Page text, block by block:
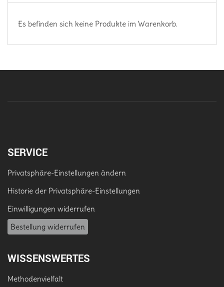
Es befinden sich keine Produkte im Warenkorb.
SERVICE
Privatsphäre-Einstellungen ändern
Historie der Privatsphäre-Einstellungen
Einwilligungen widerrufen
Bestellung widerrufen
WISSENSWERTES
Methodenvielfalt